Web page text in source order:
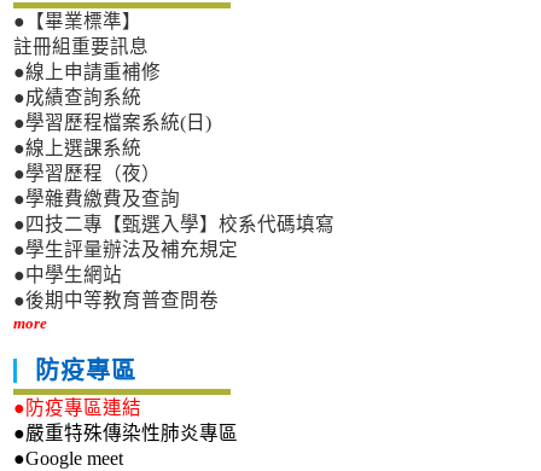
●【畢業標準】
註冊組重要訊息
●線上申請重補修
●成績查詢系統
●學習歷程檔案系統(日)
●線上選課系統
●學習歷程（夜）
●學雜費繳費及查詢
●四技二專【甄選入學】校系代碼填寫
●學生評量辦法及補充規定
●中學生網站
●後期中等教育普查問卷
more
防疫專區
●防疫專區連結
●嚴重特殊傳染性肺炎專區
●Google meet